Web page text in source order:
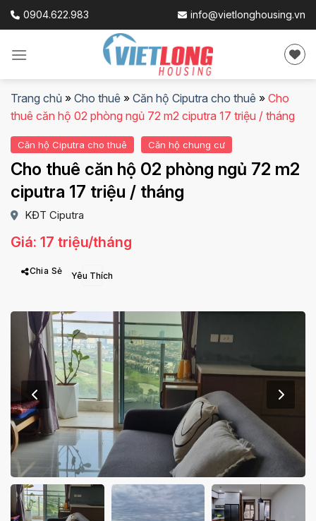
Skip
0904.622.983 info@vietlonghousing.vn
Trang chủ » Cho thuê » Căn hộ Ciputra cho thuê » Cho
thuê căn hộ 02 phòng ngủ 72 m2 ciputra 17 triệu / tháng
Căn hộ Ciputra cho thuê Căn hộ chung cư
Cho thuê căn hộ 02 phòng ngủ 72 m2
ciputra 17 triệu / tháng
KĐT Ciputra
Giá: 17 triệu/tháng
Chia Sẻ